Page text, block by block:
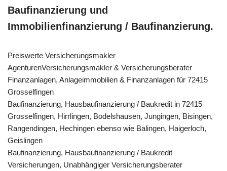
Baufinanzierung und
Immobilienfinanzierung / Baufinanzierung.
Preiswerte Versicherungsmakler
AgenturenVersicherungsmakler & Versicherungsberater
Finanzanlagen, Anlageimmobilien & Finanzanlagen für 72415
Grosselfingen
Baufinanzierung, Hausbaufinanzierung / Baukredit in 72415
Grosselfingen, Hirrlingen, Bodelshausen, Jungingen, Bisingen,
Rangendingen, Hechingen ebenso wie Balingen, Haigerloch,
Geislingen
Baufinanzierung, Hausbaufinanzierung / Baukredit
Versicherungen, Unabhängiger Versicherungsberater